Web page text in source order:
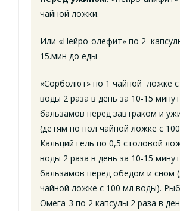
чайной ложки.
Или «Нейро-олефит» по 2
15.мин до еды
«Сорболют» по 1 чайной ложке
воды 2 раза в день за 10-15
бальзамов перед завтраком и
(детям по пол чайной ложке с
Кальций гель по 0,5 столовой
воды 2 раза в день за 10-15
бальзамов перед обедом и сном
чайной ложке с 100 мл воды).
Омега-3 по 2 капсулы 2 раза в